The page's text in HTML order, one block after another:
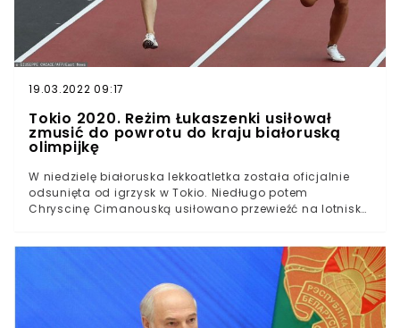
19.03.2022 09:17
Tokio 2020. Reżim Łukaszenki usiłował
zmusić do powrotu do kraju białoruską
olimpijkę
W niedzielę białoruska lekkoatletka została oficjalnie
odsunięta od igrzysk w Tokio. Niedługo potem
Chryscinę Cimanouską usiłowano przewieźć na lotnisko
punkty oporu – ocenia dr Michał Patryk Sadłowski,
specjalista ds. obszaru poradzieckiego.Chryscina
Cimanouska otwarcie skrytykowała zaniedbania
sztabu szkoleniowego, z powodu których trzy białoruskie
biegaczki nie zostały dopuszczone do zmagań w Tokio.